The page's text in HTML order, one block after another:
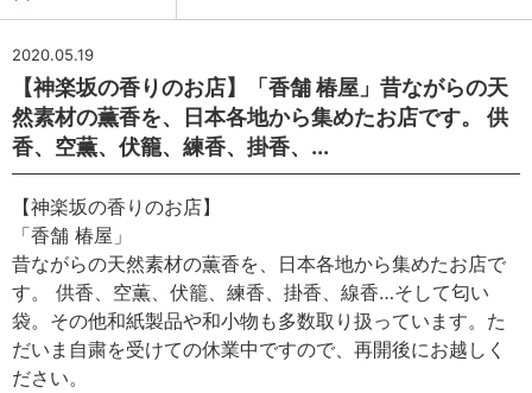
2020.05.19
【神楽坂の香りのお店】「香舗 椿屋」昔ながらの天
然素材の薫香を、日本各地から集めたお店です。 供
香、空薫、伏籠、練香、掛香、...
【神楽坂の香りのお店】
「香舗 椿屋」
昔ながらの天然素材の薫香を、日本各地から集めたお店で
す。 供香、空薫、伏籠、練香、掛香、線香…そして匂い
袋。その他和紙製品や和小物も多数取り扱っています。た
だいま自粛を受けての休業中ですので、再開後にお越しく
ださい。